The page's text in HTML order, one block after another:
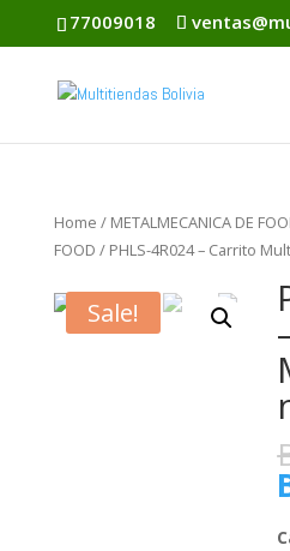
77009018
Home / METALMECANICA DE
FOOD / PHLS-4R024 – Carrito
Sale!